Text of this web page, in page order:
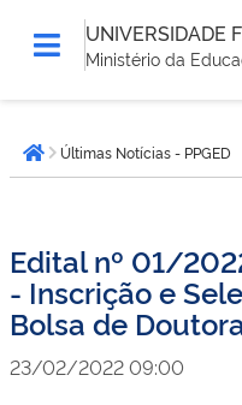
UNIVERSIDADE
Ministério da
está
aqui:Página inicial
Últimas Notícias - PPGED
Edital nº 01/
- Inscrição e
Bolsa de
23/02/2022 09:00